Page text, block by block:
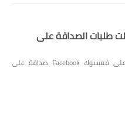
طلبات الصداقة على
كيف اعرف لمن ارسلت طلبات الصداقة على فيسبوك Facebook صداقة على